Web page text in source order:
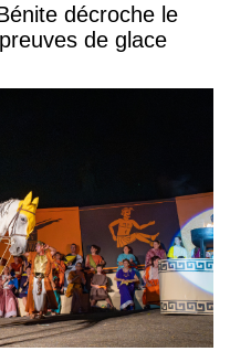
décroche le
de glace